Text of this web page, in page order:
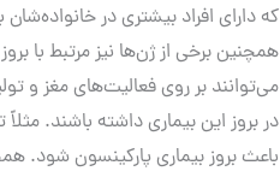
که دارای افراد بیشتری در خانواده‌شان
همچنین برخی از ژن‌ها نیز مرتبط با
می‌توانند بر روی فعالیت‌های مغز و
در بروز این بیماری داشته باشند.
باعث بروز بیماری پارکینسون شود.